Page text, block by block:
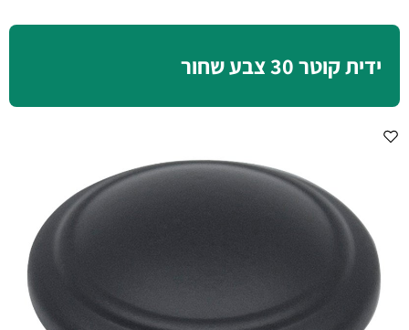
ידית קוטר 30 צבע שחור